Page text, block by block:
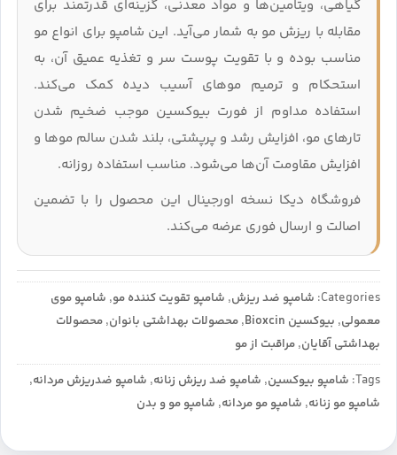
گیاهی، ویتامین‌ها و مواد معدنی، گزینه‌ای قدرتمند برای
مقابله با ریزش مو به شمار می‌آید. این شامپو برای انواع مو
مناسب بوده و با تقویت پوست سر و تغذیه عمیق آن، به
استحکام و ترمیم موهای آسیب‌ دیده کمک می‌کند.
استفاده مداوم از فورت بیوکسین موجب ضخیم شدن
تارهای مو، افزایش رشد و پرپشتی، بلند شدن سالم موها و
افزایش مقاومت آن‌ها می‌شود. مناسب استفاده روزانه.
فروشگاه دیکا نسخه اورجینال این محصول را با تضمین
اصالت و ارسال فوری عرضه می‌کند.
Categories: شامپو ضد ریزش, شامپو تقویت کننده مو, شامپو موی
معمولی, بیوکسین Bioxcin , محصولات بهداشتی بانوان, محصولات
بهداشتی آقایان, مراقبت از مو
Tags: شامپو بیوکسین, شامپو ضد ریزش زنانه, شامپو ضدریزش مردانه,
شامپو مو زنانه, شامپو مو مردانه, شامپو مو و بدن